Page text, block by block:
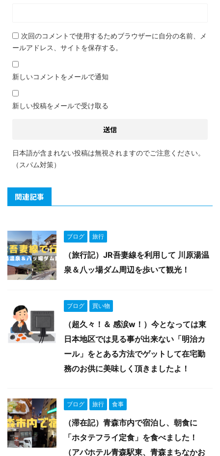
次回のコメントで使用するためブラウザーに自分の名前、メ
ールアドレス、サイトを保存する。
新しいコメントをメールで通知
新しい投稿をメールで受け取る
日本語が含まれない投稿は無視されますのでご注意ください。
（スパム対策）
関連記事
ブログ 旅行
（旅行記）JR吾妻線を利用して 川原湯温
泉＆八ッ場ダム周辺を歩いて観光！
ブログ 買い物
（超久々！＆ 感涙w！）今となっては東
日本地区では見る事が出来ない「明治カ
ール」をとある方法でゲットして在宅勤
務のお供に美味しく頂きましたよ！
ブログ 旅行 食事
（滞在記）青森市内で宿泊し、朝食に
「ホタテフライ定食」を食べました！
（アパホテル青森駅東、青森まちなかお